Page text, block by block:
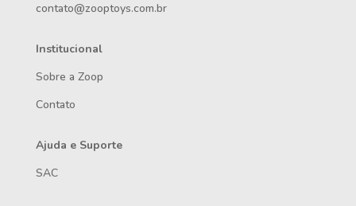
contato@zooptoys.com.br
Institucional
Sobre a Zoop
Contato
Ajuda e Suporte
SAC